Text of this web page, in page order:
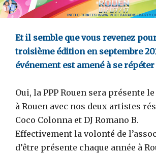
Et il semble que vous revenez
troisième édition en septembre
événement est amené à se
Oui, la PPP Rouen sera présente
à Rouen avec nos deux artistes
Coco Colonna et DJ Romano B.
Effectivement la volonté de
d’être présente chaque année à